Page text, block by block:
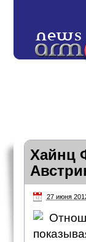
Хайнц
27 июня